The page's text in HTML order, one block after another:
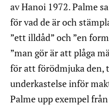
av Hanoi 1972. Palme
för vad de är och
”ett illdåd” och ”en
”man gör är att plåga
för att förödmjuka den,
underkastelse inför
Palme upp exempel